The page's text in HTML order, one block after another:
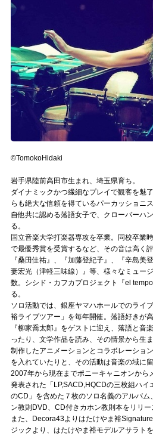
ログイン
LINK
muevoクラウドファンディング
muevoコミュニティ
ぶいクラ！by muevo
Follow us
Official SNS
©️TomokoHidaki
岩手県陸前高田市生まれ、埼玉県育ち。
ダイナミックかつ繊細なプレイで観客を魅
らも絶大な信頼を得ているパーカッショニ
自他共に認める落語女子で、クローバーハ
る。
国立音楽大学打楽器専攻を卒業。同校卒業
で最優秀賞を受賞するなど、その音は高く評
『桑田佳祐』、『加藤登紀子』、『辛島美
妻宏光（津軽三味線）』等、様々なミュー
数。シシド・カフカプロジェクト『el
る。
ソロ活動では、銀座ヤマハホールでのライ
裕ライブツアー」を毎年開催。落語好きが
『柳家喬太郎』をゲストに迎え、落語と音
ったり、文学作品を読み、その情景から生
制作したアニメーションとコラボレーショ
を入れていたりと、その活動は音楽の域に留
2007年から現在までポニーキャニオンから
発表された「LP,SACD,HQCDの三枚組ハイ
のCD」を含めた７枚のソロ名義のアルバ
ン教則DVD、CD付きカホン教則本をリリー
また、Decora43よりはたけやま裕
ジックより、はたけやま裕モデルアサラトを